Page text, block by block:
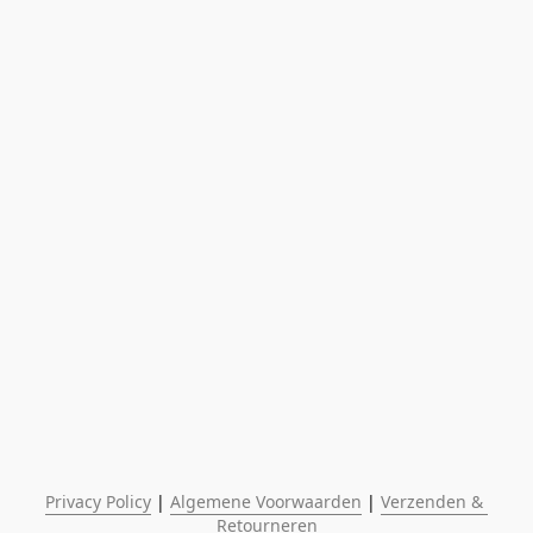
Privacy Policy | Algemene Voorwaarden | Verzenden &
Retourneren